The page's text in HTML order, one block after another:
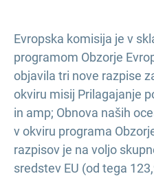
Evropska komisija je v
programom Obzorje
objavila tri nove razpise
okviru misij Prilagajanje
in amp; Obnova naših
v okviru programa
razpisov je na voljo
sredstev EU (od tega